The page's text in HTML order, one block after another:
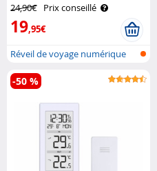
24,90€ Prix conseillé
19,95€
Réveil de voyage numérique
avec tro..
-50 %